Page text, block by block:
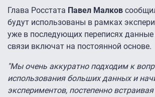
Глава Росстата Павел Малков
будут использованы в рамках
уже в последующих переписях данные
связи включат на постоянной основе.
"Мы очень аккуратно подходим к
использования больших данных и
экспериментов, постепенно